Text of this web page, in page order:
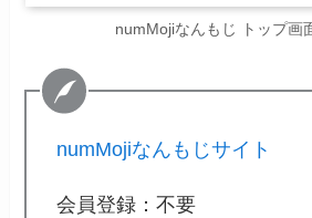
numMojiなんもじ トップ画
numMojiなんもじサイト
会員登録：不要